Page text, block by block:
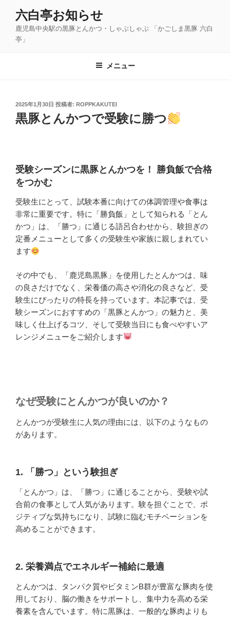
六白亭お知らせ
鹿児島中央駅の黒豚とんかつ・しゃぶしゃぶ 「かごしま黒豚 六白
亭」
メニュー
投
稿
日:
2025年1月30日 投稿者: ROPPKAKUTEI
黒豚とんかつで受験に勝つ
受験シーズンに黒豚とんかつを！ 勝負飯で合格
をつかむ
受験生にとって、試験本番に向けての体調管理や食事は
非常に重要です。特に「勝負飯」として知られる「とん
かつ」は、「勝つ」に通じる語呂合わせから、験担ぎの
定番メニューとして多くの受験生や家族に親しまれてい
ます
その中でも、「鹿児島黒豚」を使用したとんかつは、味
の良さだけでなく、栄養価の高さや消化の良さなど、受
験生にぴったりの特長を持っています。本記事では、受
験シーズンにおすすめの「黒豚とんかつ」の魅力と、美
味しく仕上げるコツ、そして受験当日にも食べやすいア
レンジメニューをご紹介します
なぜ受験にとんかつが良いのか？
とんかつが受験生に人気の理由には、以下のようなもの
があります。
1. 「勝つ」という験担ぎ
「とんかつ」は、「勝つ」に通じることから、受験や試
合前の食事として人気があります。験を担ぐことで、ポ
ジティブな気持ちになり、試験に臨むモチベーションを
高めることができます。
2. 栄養満点でエネルギー補給に最適
とんかつは、タンパク質やビタミンB群が豊富な豚肉を使
用しており、脳の働きをサポートし、集中力を高める栄
養素を含んでいます。特に黒豚は、一般的な豚肉よりも